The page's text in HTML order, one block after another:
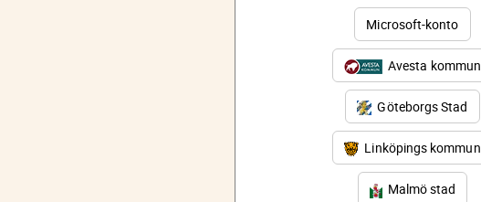
Microsoft-konto
Avesta kommun
Göteborgs Stad
Linköpings kommun
Malmö stad